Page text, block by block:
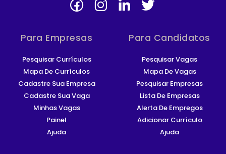
Para Empresas
Pesquisar Currículos
Mapa De Currículos
Cadastre Sua Empresa
Cadastre Sua Vaga
Minhas Vagas
Painel
Ajuda
Para Candidatos
Pesquisar Vagas
Mapa De Vagas
Pesquisar Empresas
Lista De Empresas
Alerta De Empregos
Adicionar Currículo
Ajuda